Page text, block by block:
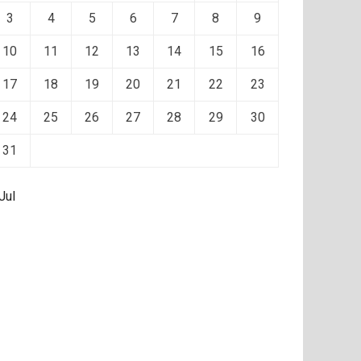
3 4 5 6 7 8 9
10 11 12 13 14 15 16
17 18 19 20 21 22 23
24 25 26 27 28 29 30
31